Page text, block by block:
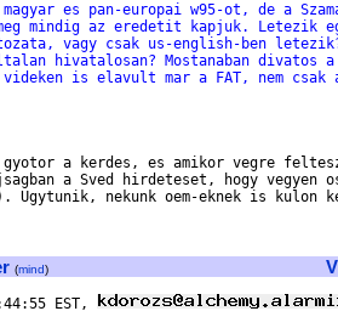
magyar es pan-europai w95-ot, de a
mindig az eredetit kapjuk. Letezik
vagy csak us-english-ben
hivatalosan? Mostanaban divatos a
is elavult mar a FAT, nem csak
a kerdes, es amikor vegre
a Sved hirdeteset, hogy vegyen
Ugytunik, nekunk oem-eknek is kulon
(mind)
EST,